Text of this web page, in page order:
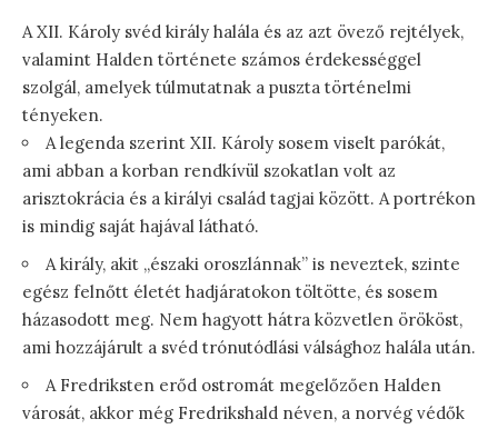
A XII. Károly svéd király halála és az azt övező rejtélyek,
valamint Halden története számos érdekességgel
szolgál, amelyek túlmutatnak a puszta történelmi
tényeken.
A legenda szerint XII. Károly sosem viselt parókát,
ami abban a korban rendkívül szokatlan volt az
arisztokrácia és a királyi család tagjai között. A portrékon
is mindig saját hajával látható.
A király, akit „északi oroszlánnak” is neveztek, szinte
egész felnőtt életét hadjáratokon töltötte, és sosem
házasodott meg. Nem hagyott hátra közvetlen örököst,
ami hozzájárult a svéd trónutódlási válsághoz halála után.
A Fredriksten erőd ostromát megelőzően Halden
városát, akkor még Fredrikshald néven, a norvég védők